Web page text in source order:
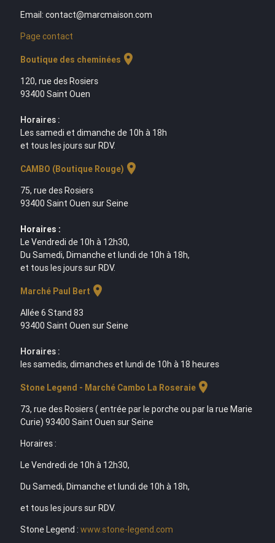
Email: contact@marcmaison.com
Page contact
Boutique des cheminées location_on
120, rue des Rosiers
93400 Saint Ouen
Horaires :
Les samedi et dimanche de 10h à 18h
et tous les jours sur RDV.
CAMBO (Boutique Rouge) location_on
75, rue des Rosiers
93400 Saint Ouen sur Seine
Horaires :
Le Vendredi de 10h à 12h30,
Du Samedi, Dimanche et lundi de 10h à 18h,
et tous les jours sur RDV.
Marché Paul Bert location_on
Allée 6 Stand 83
93400 Saint Ouen sur Seine
Horaires :
les samedis, dimanches et lundi de 10h à 18 heures
Stone Legend - Marché Cambo La Roseraielocation_on
73, rue des Rosiers ( entrée par le porche ou par la rue Marie
Curie) 93400 Saint Ouen sur Seine
Horaires :
Le Vendredi de 10h à 12h30,
Du Samedi, Dimanche et lundi de 10h à 18h,
et tous les jours sur RDV.
Stone Legend : www.stone-legend.com